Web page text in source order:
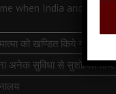
when India and
को खण्डित किये गये
अनेक सुविधा से सुशोभित तीर्थ.